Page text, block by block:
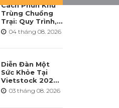
Cách Phun Khử
Trùng Chuồng
Trại: Quy Trình,
Tần Suất Và Lưu
Ý Khi Sử Dụng
04 tháng 08. 2026
Diễn Đàn Một
Sức Khỏe Tại
Vietstock 2026:
Hướng Tới Phát
Triển Ngành
03 tháng 08. 2026